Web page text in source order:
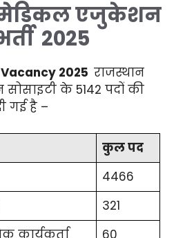
मेडिकल एजुकेशन
2025
2025 राजस्थान
के 5142 पदों की
गई है –
कुल पद
4466
321
कार्यकर्ता
60